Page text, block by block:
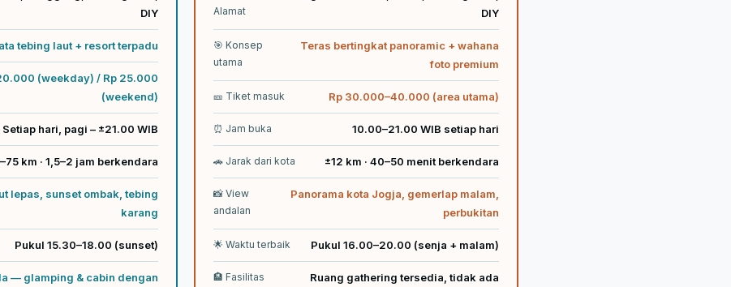
DIY
tebing laut + resort terpadu
(weekday) / Rp 25.000
(weekend)
Setiap hari, pagi – ±21.00 WIB
km · 1,5–2 jam berkendara
lepas, sunset ombak, tebing
karang
Pukul 15.30–18.00 (sunset)
— glamping & cabin dengan
Alamat
DIY
🎯 Konsep
utama
Teras bertingkat panoramic + wahana
foto premium
🎫 Tiket masuk Rp 30.000–40.000 (area utama)
⏰ Jam buka 10.00–21.00 WIB setiap hari
🚗 Jarak dari kota ±12 km · 40–50 menit berkendara
📸 View
andalan
Panorama kota Jogja, gemerlap malam,
perbukitan
🌟 Waktu terbaik Pukul 16.00–20.00 (senja + malam)
🏨 Fasilitas
Ruang gathering tersedia, tidak ada